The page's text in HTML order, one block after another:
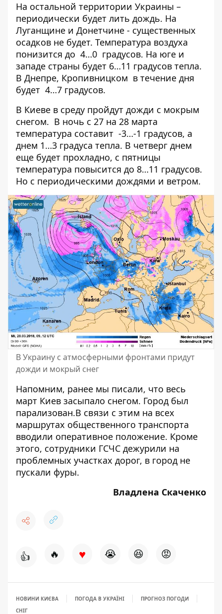
На остальной территории Украины –
периодически будет лить дождь. На
Луганщине и Донетчине - существенных
осадков не будет. Температура воздуха
понизится до 4…0 градусов. На юге и
западе страны будет 6…11 градусов тепла.
В Днепре, Кропивницком в течение дня
будет 4…7 градусов.
В Киеве в среду пройдут дожди с мокрым
снегом. В ночь с 27 на 28 марта
температура составит -3…-1 градусов, а
днем ​​1…3 градуса тепла. В четверг днем
еще будет прохладно, с пятницы
температура повысится до 8…11 градусов.
Но с периодическими дождями и ветром.
В Украину с атмосферными фронтами придут
дожди и мокрый снег
Напомним, ранее мы писали, что весь
март Киев засыпало снегом. Город был
парализован.В связи с этим на всех
маршрутах общественного транспорта
вводили оперативное положение. Кроме
этого, сотрудники ГСЧС дежурили на
проблемных участках дорог, в город не
пускали фуры.
Владлена Скаченко
👍 🔥 ♥ 😭 😆 😡
НОВИНИ КИЄВА ПОГОДА В УКРАЇНІ
ПРОГНОЗ ПОГОДИ
СНІГ